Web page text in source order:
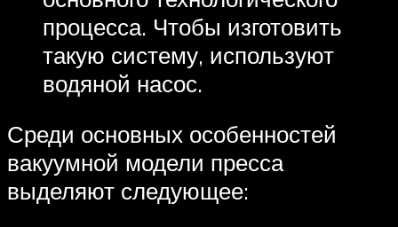
процесса. Чтобы изготовить
такую систему, используют
водяной насос.
Среди основных особенностей
вакуумной модели пресса
выделяют следующее: